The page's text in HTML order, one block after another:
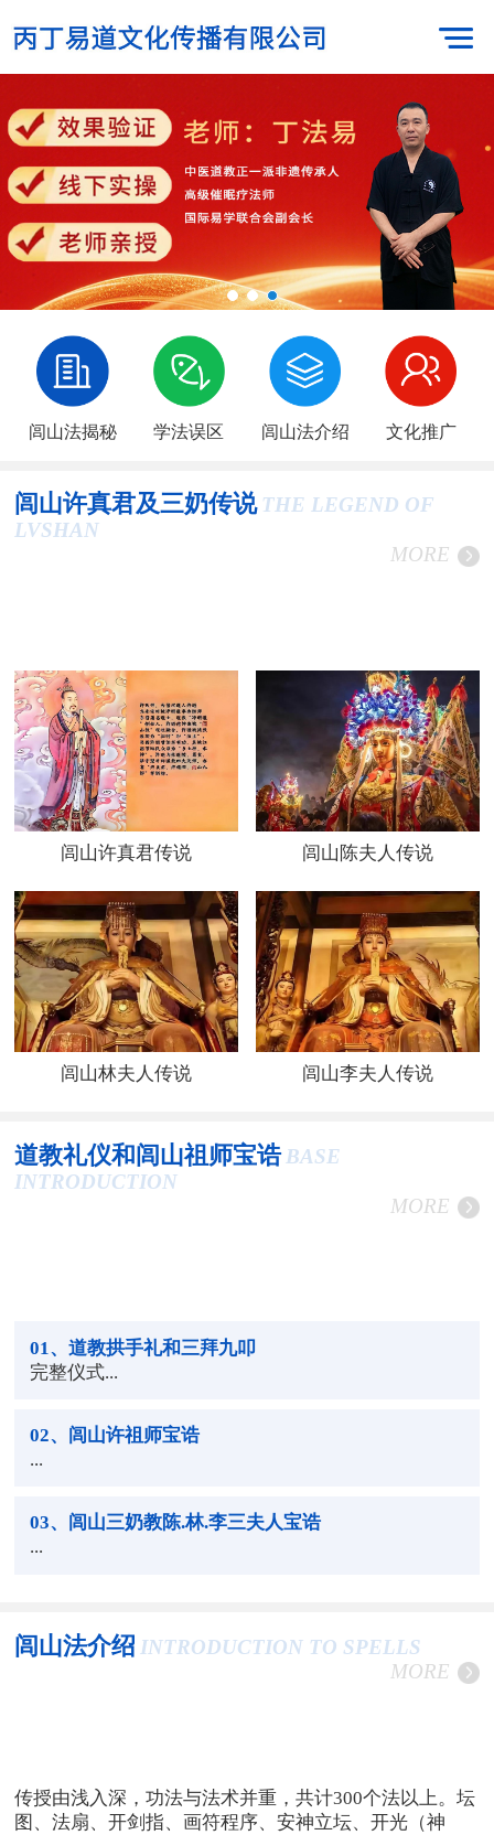
闾山法揭秘 学法误区 闾山法介绍 文化推广
闾山许真君及三奶传说 THE LEGEND OF
LVSHAN
MORE
闾山许真君传说 闾山陈夫人传说
闾山林夫人传说 闾山李夫人传说
道教礼仪和闾山祖师宝诰 BASE
INTRODUCTION
MORE
01 、道教拱手礼和三拜九叩
完整仪式...
02、闾山许祖师宝诰
...
03、闾山三奶教陈.林.李三夫人宝诰
...
闾山法介绍 INTRODUCTION TO SPELLS
MORE
传授由浅入深，功法与法术并重，共计300个法以上。坛
图、法扇、开剑指、画符程序、安神立坛、开光（神